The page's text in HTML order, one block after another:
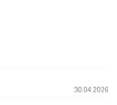
30.04.2026